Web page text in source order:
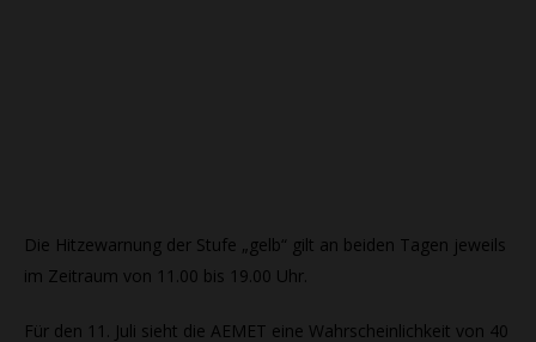
Die Hitzewarnung der Stufe „gelb“ gilt an beiden Tagen jeweils
im Zeitraum von 11.00 bis 19.00 Uhr.
Für den 11. Juli sieht die AEMET eine Wahrscheinlichkeit von 40